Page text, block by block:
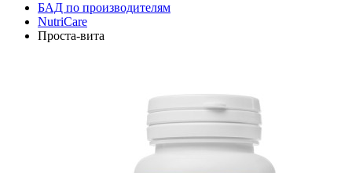
БАД по производителям
NutriCare
Проста-вита